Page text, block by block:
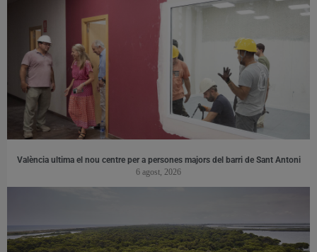
València ultima el nou centre per a persones majors del barri de Sant Antoni
6 agost, 2026